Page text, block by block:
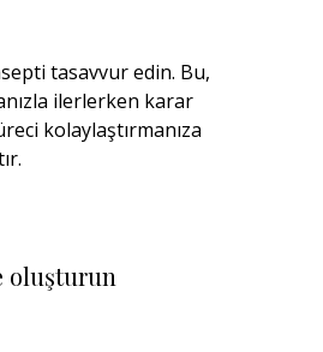
tasavvur edin. Bu,
ilerlerken karar
kolaylaştırmanıza
oluşturun